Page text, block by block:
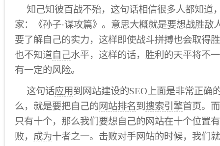
知己知彼百战不殆，这句话相信很多人都知道
家：《孙子·谋攻篇》。 意思大概就是要想战胜敌
要了解自己的实力，这样即使战斗拼搏也会取得
也不知道自己水平，这样的话，胜利的天平将不
有一定的风险。
这句话应用 到网站建设的SEO上面是非常正确
么，就是要把自己的网站排名到 搜索引擎首页。
只有十个，那么我们要想自己的网站在十个位置有
败， 成为十者之一。击败对手网站的时候，我们